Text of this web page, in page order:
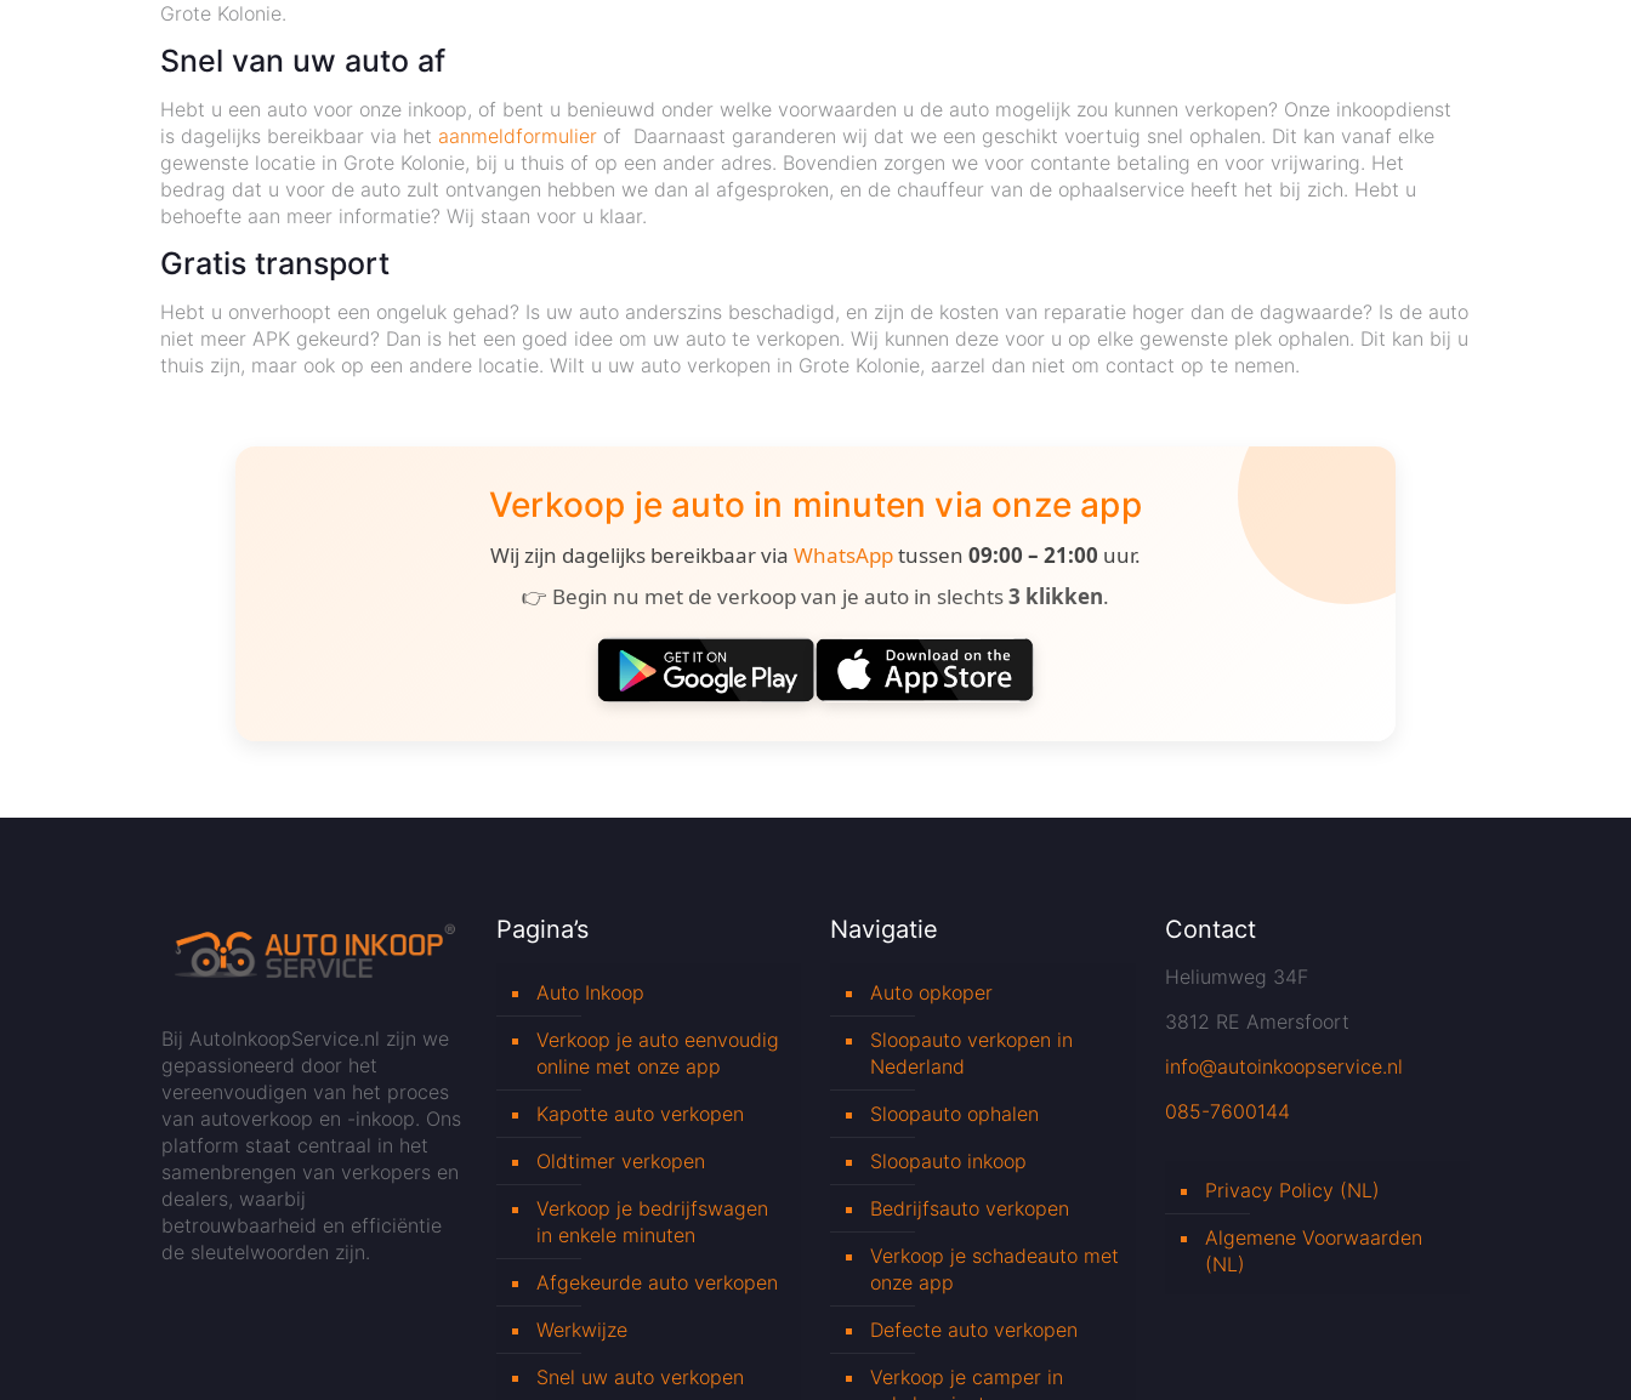
Grote Kolonie.
Snel van uw auto af
Hebt u een auto voor onze inkoop, of bent u benieuwd onder welke voorwaarden u de auto mogelijk zou kunnen verkopen? Onze inkoopdienst
is dagelijks bereikbaar via het aanmeldformulier of Daarnaast garanderen wij dat we een geschikt voertuig snel ophalen. Dit kan vanaf elke
gewenste locatie in Grote Kolonie, bij u thuis of op een ander adres. Bovendien zorgen we voor contante betaling en voor vrijwaring. Het
bedrag dat u voor de auto zult ontvangen hebben we dan al afgesproken, en de chauffeur van de ophaalservice heeft het bij zich. Hebt u
behoefte aan meer informatie? Wij staan voor u klaar.
Gratis transport
Hebt u onverhoopt een ongeluk gehad? Is uw auto anderszins beschadigd, en zijn de kosten van reparatie hoger dan de dagwaarde? Is de auto
niet meer APK gekeurd? Dan is het een goed idee om uw auto te verkopen. Wij kunnen deze voor u op elke gewenste plek ophalen. Dit kan bij u
thuis zijn, maar ook op een andere locatie. Wilt u uw auto verkopen in Grote Kolonie, aarzel dan niet om contact op te nemen.
Verkoop je auto in minuten via onze app
Wij zijn dagelijks bereikbaar via WhatsApptussen 09:00 – 21:00 uur.
👉 Begin nu met de verkoop van je auto in slechts3 klikken.
Bij AutoInkoopService.nl zijn we
gepassioneerd door het
vereenvoudigen van het proces
van autoverkoop en -inkoop. Ons
platform staat centraal in het
samenbrengen van verkopers en
dealers, waarbij
betrouwbaarheid en efficiëntie
de sleutelwoorden zijn.
Pagina’s
Auto Inkoop
Verkoop je auto eenvoudig
online met onze app
Kapotte auto verkopen
Oldtimer verkopen
Verkoop je bedrijfswagen
in enkele minuten
Afgekeurde auto verkopen
Werkwijze
Snel uw auto verkopen
Navigatie
Auto opkoper
Sloopauto verkopen in
Nederland
Sloopauto ophalen
Sloopauto inkoop
Bedrijfsauto verkopen
Verkoop je schadeauto met
onze app
Defecte auto verkopen
Verkoop je camper in
Contact
Heliumweg 34F
3812 RE Amersfoort
info@autoinkoopservice.nl
085-7600144
Privacy Policy (NL)
Algemene Voorwaarden
(NL)